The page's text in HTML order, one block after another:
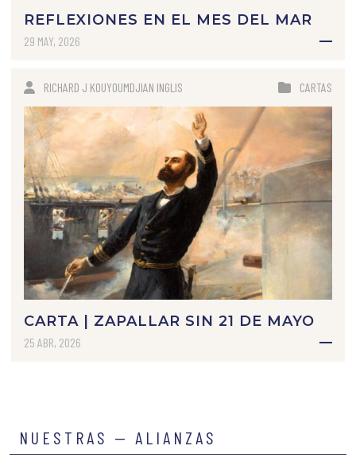
REFLEXIONES EN EL MES DEL MAR
29 MAY, 2026
RICHARD J KOUYOUMDJIAN INGLIS CARTAS
CARTA | ZAPALLAR SIN 21 DE MAYO
25 ABR, 2026
NUESTRAS — ALIANZAS